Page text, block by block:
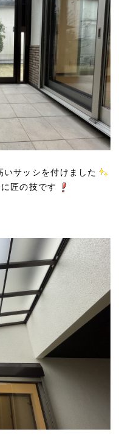
サッシを付けました
匠の技です